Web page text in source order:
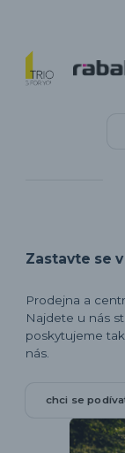
Zastavte se
Prodejna a
Najdete u nás
poskytujeme
nás.
chci se